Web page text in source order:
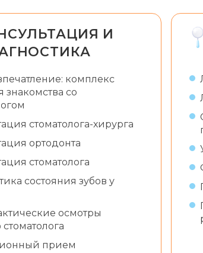
И
комплекс
знакомства со
стоматолога-хирурга
ортодонта
стоматолога
состояния зубов у
осмотры
стоматолога
прием